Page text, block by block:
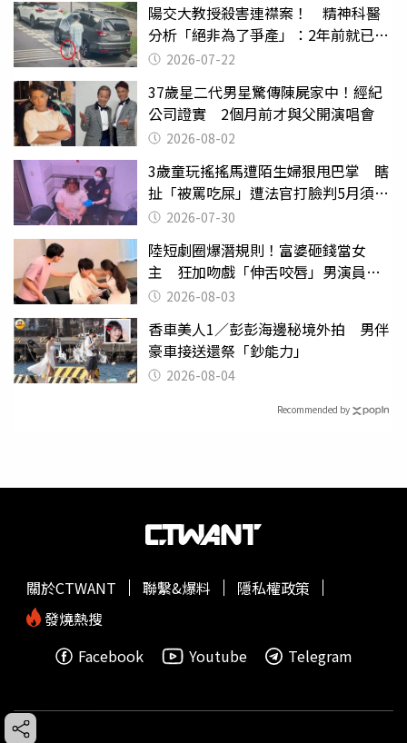
陽交大教授殺害連襟案！ 精神科醫
分析「絕非為了爭產」：2年前就已言
行詭異
2026-07-22
37歲星二代男星驚傳陳屍家中！經紀
公司證實 2個月前才與父開演唱會
2026-08-02
3歲童玩搖搖馬遭陌生婦狠甩巴掌 瞎
扯「被罵吃屎」遭法官打臉判5月須入
監 2026-07-30
陸短劇圈爆潛規則！富婆砸錢當女
主 狂加吻戲「伸舌咬唇」男演員崩
潰 2026-08-03
香車美人1／彭彭海邊秘境外拍 男伴
豪車接送還祭「鈔能力」
2026-08-04
Recommended by
關於CTWANT 聯繫&爆料
隱私權政策
發燒熱搜
Facebook
Youtube Telegram